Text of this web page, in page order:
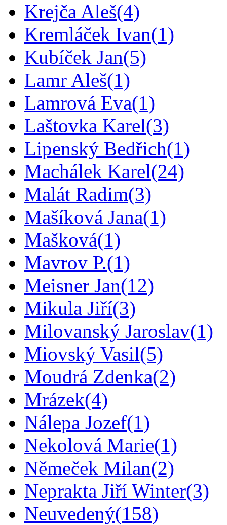
Krejča Aleš(4)
Kremláček Ivan(1)
Kubíček Jan(5)
Lamr Aleš(1)
Lamrová Eva(1)
Laštovka Karel(3)
Lipenský Bedřich(1)
Machálek Karel(24)
Malát Radim(3)
Mašíková Jana(1)
Mašková(1)
Mavrov P.(1)
Meisner Jan(12)
Mikula Jiří(3)
Milovanský Jaroslav(1)
Miovský Vasil(5)
Moudrá Zdenka(2)
Mrázek(4)
Nálepa Jozef(1)
Nekolová Marie(1)
Němeček Milan(2)
Neprakta Jiří Winter(3)
Neuvedený(158)